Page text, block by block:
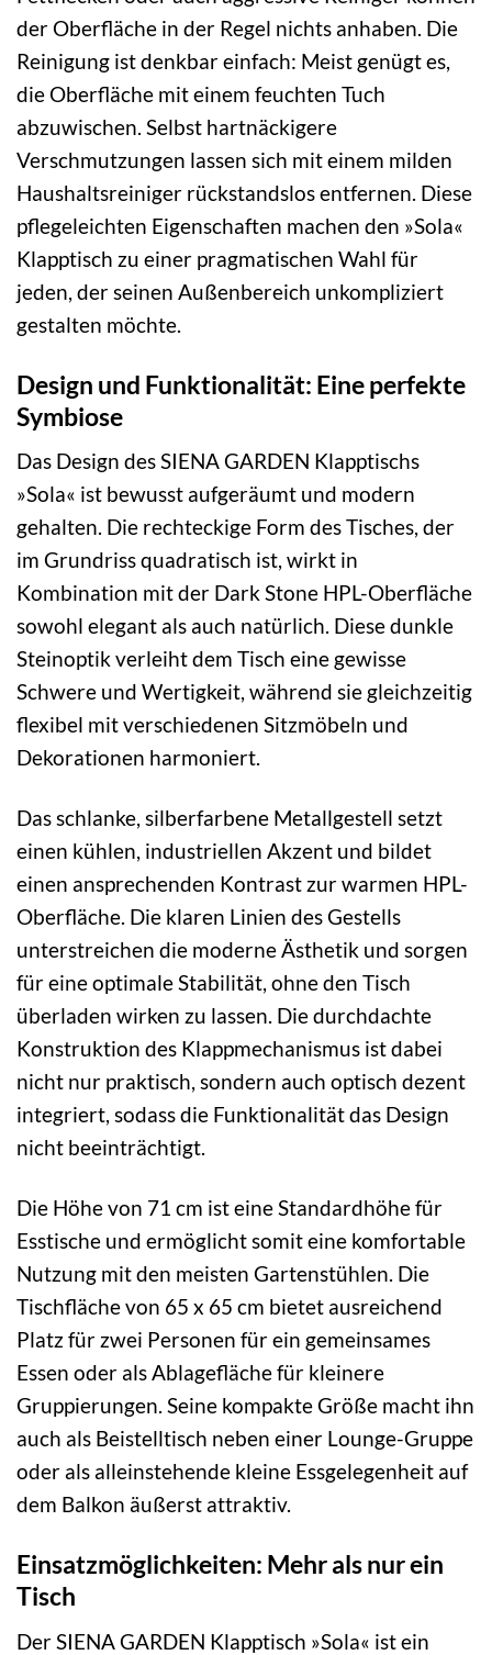
der Oberfläche in der Regel nichts anhaben. Die
Reinigung ist denkbar einfach: Meist genügt es,
die Oberfläche mit einem feuchten Tuch
abzuwischen. Selbst hartnäckigere
Verschmutzungen lassen sich mit einem milden
Haushaltsreiniger rückstandslos entfernen. Diese
pflegeleichten Eigenschaften machen den »Sola«
Klapptisch zu einer pragmatischen Wahl für
jeden, der seinen Außenbereich unkompliziert
gestalten möchte.
Design und Funktionalität: Eine perfekte
Symbiose
Das Design des SIENA GARDEN Klapptischs
»Sola« ist bewusst aufgeräumt und modern
gehalten. Die rechteckige Form des Tisches, der
im Grundriss quadratisch ist, wirkt in
Kombination mit der Dark Stone HPL-Oberfläche
sowohl elegant als auch natürlich. Diese dunkle
Steinoptik verleiht dem Tisch eine gewisse
Schwere und Wertigkeit, während sie gleichzeitig
flexibel mit verschiedenen Sitzmöbeln und
Dekorationen harmoniert.
Das schlanke, silberfarbene Metallgestell setzt
einen kühlen, industriellen Akzent und bildet
einen ansprechenden Kontrast zur warmen HPL-
Oberfläche. Die klaren Linien des Gestells
unterstreichen die moderne Ästhetik und sorgen
für eine optimale Stabilität, ohne den Tisch
überladen wirken zu lassen. Die durchdachte
Konstruktion des Klappmechanismus ist dabei
nicht nur praktisch, sondern auch optisch dezent
integriert, sodass die Funktionalität das Design
nicht beeinträchtigt.
Die Höhe von 71 cm ist eine Standardhöhe für
Esstische und ermöglicht somit eine komfortable
Nutzung mit den meisten Gartenstühlen. Die
Tischfläche von 65 x 65 cm bietet ausreichend
Platz für zwei Personen für ein gemeinsames
Essen oder als Ablagefläche für kleinere
Gruppierungen. Seine kompakte Größe macht ihn
auch als Beistelltisch neben einer Lounge-Gruppe
oder als alleinstehende kleine Essgelegenheit auf
dem Balkon äußerst attraktiv.
Einsatzmöglichkeiten: Mehr als nur ein
Tisch
Der SIENA GARDEN Klapptisch »Sola« ist ein